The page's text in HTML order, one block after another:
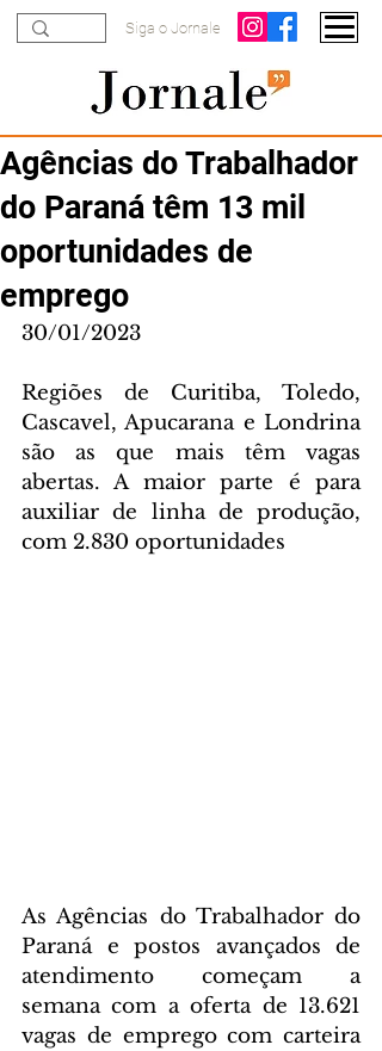
Siga o Jornale
Agências do Trabalhador
do Paraná têm 13 mil
oportunidades de
emprego
30/01/2023
Regiões de Curitiba, Toledo,
Cascavel, Apucarana e Londrina
são as que mais têm vagas
abertas. A maior parte é para
auxiliar de linha de produção,
com 2.830 oportunidades
As Agências do Trabalhador do
Paraná e postos avançados de
atendimento começam a
semana com a oferta de 13.621
vagas de emprego com carteira